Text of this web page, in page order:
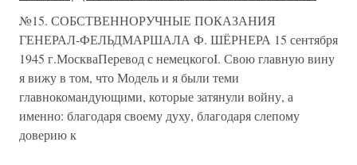
№15. СОБСТВЕННОРУЧНЫЕ ПОКАЗАНИЯ
ГЕНЕРАЛ-ФЕЛЬДМАРШАЛА Ф. ШЁРНЕРА 15 сентября
1945 г.МоскваПеревод с немецкогоI. Свою главную вину
я вижу в том, что Модель и я были теми
главнокомандующими, которые затянули войну, а
именно: благодаря своему духу, благодаря слепому
доверию к